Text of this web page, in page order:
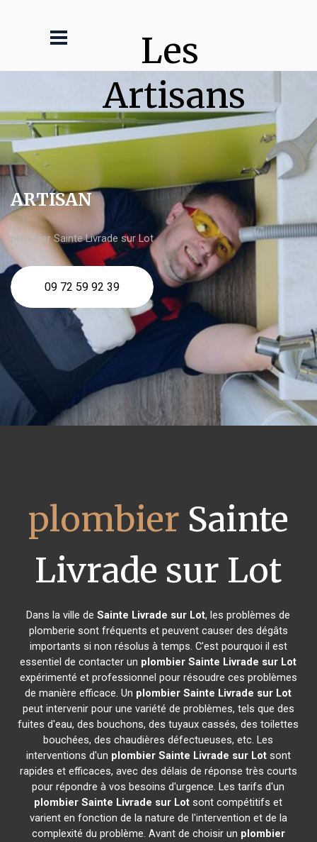
Les
Artisans
ARTISAN
plombier Sainte Livrade sur Lot
09 72 59 92 39
plombier Sainte
Livrade sur Lot
Dans la ville deSainte Livrade sur Lot, les problèmes de
plomberie sont fréquents et peuvent causer des dégâts
importants si non résolus à temps. C'est pourquoi il est
essentiel de contacter un plombier Sainte Livrade sur Lot
expérimenté et professionnel pour résoudre ces problèmes
de manière efficace. Un plombier Sainte Livrade sur Lot
peut intervenir pour une variété de problèmes, tels que des
fuites d'eau, des bouchons, des tuyaux cassés, des toilettes
bouchées, des chaudières défectueuses, etc. Les
interventions d'un plombier Sainte Livrade sur Lotsont
rapides et efficaces, avec des délais de réponse très courts
pour répondre à vos besoins d'urgence. Les tarifs d'un
plombier Sainte Livrade sur Lot sont compétitifs et
varient en fonction de la nature de l'intervention et de la
complexité du problème. Avant de choisir un plombier